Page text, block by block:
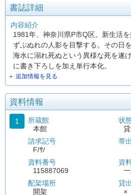
書誌詳細
内容紹介
1981年、神奈川県P市Q区。新生活
ずぶぬれの人影を目撃する。その日
海水に溺れ死ぬという異様な死を遂
に書き下ろしを加え単行本化。
＋ 追加情報を見る
資料情報
1
所蔵館
本館
請求記号
F/ｻ/
資料番号
115887069
配架場所
開架
状
帯
資
貸出
×